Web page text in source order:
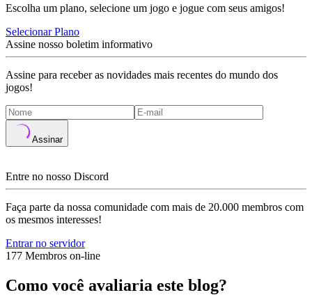
Escolha um plano, selecione um jogo e jogue com seus amigos!
Selecionar Plano
Assine nosso boletim informativo
Assine para receber as novidades mais recentes do mundo dos
jogos!
Assinar
Entre no nosso Discord
Faça parte da nossa comunidade com mais de 20.000 membros com
os mesmos interesses!
Entrar no servidor
177 Membros on-line
Como você avaliaria este blog?